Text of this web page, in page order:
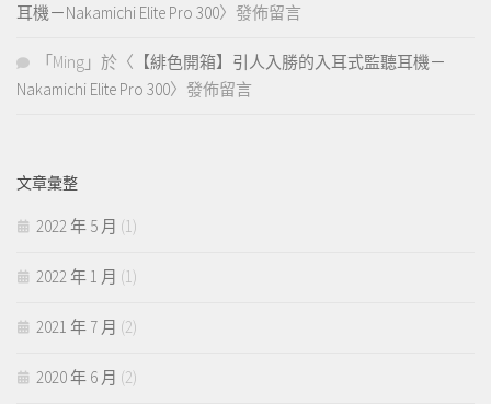
耳機－Nakamichi Elite Pro 300〉發佈留言
「Ming 」於〈 【緋色開箱】引人入勝的入耳式監聽耳機－
Nakamichi Elite Pro 300〉發佈留言
文章彙整
2022 年 5 月 (1)
2022 年 1 月 (1)
2021 年 7 月 (2)
2020 年 6 月 (2)